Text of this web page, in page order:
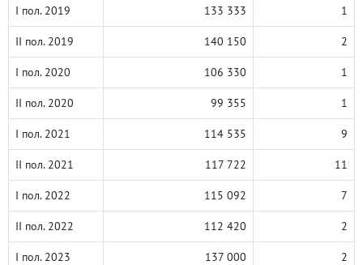
I пол. 2019 133 333 1
II пол. 2019 140 150 2
I пол. 2020 106 330 1
II пол. 2020 99 355 1
I пол. 2021 114 535 9
II пол. 2021 117 722 11
I пол. 2022 115 092 7
II пол. 2022 112 420 2
I пол. 2023 137 000 2